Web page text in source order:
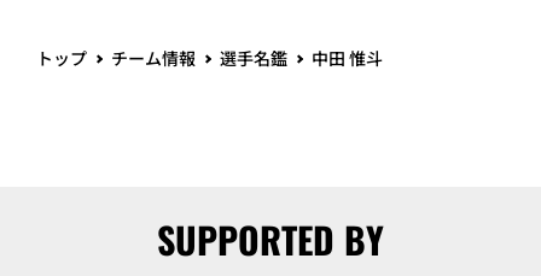
トップ チーム情報 選手名鑑 中田 惟斗
SUPPORTED BY